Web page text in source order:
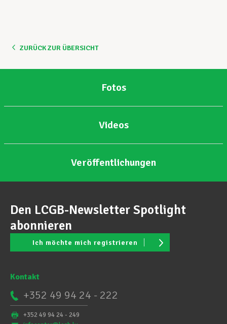
ZURÜCK ZUR ÜBERSICHT
Fotos
Videos
Veröffentlichungen
Den LCGB-Newsletter Spotlight
abonnieren
Ich möchte mich registrieren
Kontakt
+352 49 94 24 - 222
+352 49 94 24 - 249